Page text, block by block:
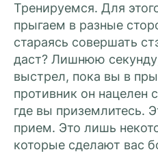
Тренируемся. Для
прыгаем в разные
стараясь совершать
даст? Лишнюю
выстрел, пока вы в
противник он нацелен
где вы приземлитесь.
прием. Это лишь
которые сделают вас